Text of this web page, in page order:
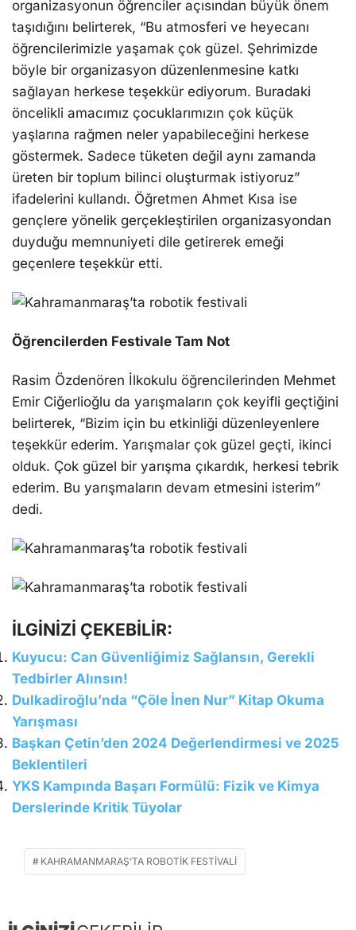
organizasyonun öğrenciler açısından büyük önem
taşıdığını belirterek, “Bu atmosferi ve heyecanı
öğrencilerimizle yaşamak çok güzel. Şehrimizde
böyle bir organizasyon düzenlenmesine katkı
sağlayan herkese teşekkür ediyorum. Buradaki
öncelikli amacımız çocuklarımızın çok küçük
yaşlarına rağmen neler yapabileceğini herkese
göstermek. Sadece tüketen değil aynı zamanda
üreten bir toplum bilinci oluşturmak istiyoruz”
ifadelerini kullandı. Öğretmen Ahmet Kısa ise
gençlere yönelik gerçekleştirilen organizasyondan
duyduğu memnuniyeti dile getirerek emeği
geçenlere teşekkür etti.
Öğrencilerden Festivale Tam Not
Rasim Özdenören İlkokulu öğrencilerinden Mehmet
Emir Ciğerlioğlu da yarışmaların çok keyifli geçtiğini
belirterek, “Bizim için bu etkinliği düzenleyenlere
teşekkür ederim. Yarışmalar çok güzel geçti, ikinci
olduk. Çok güzel bir yarışma çıkardık, herkesi tebrik
ederim. Bu yarışmaların devam etmesini isterim”
dedi.
İLGİNİZİ ÇEKEBİLİR:
Kuyucu: Can Güvenliğimiz Sağlansın, Gerekli
Tedbirler Alınsın!
Dulkadiroğlu’nda “Çöle İnen Nur” Kitap Okuma
Yarışması
Başkan Çetin’den 2024 Değerlendirmesi ve 2025
Beklentileri
YKS Kampında Başarı Formülü: Fizik ve Kimya
Derslerinde Kritik Tüyolar
KAHRAMANMARAŞ’TA ROBOTIK FESTIVALI